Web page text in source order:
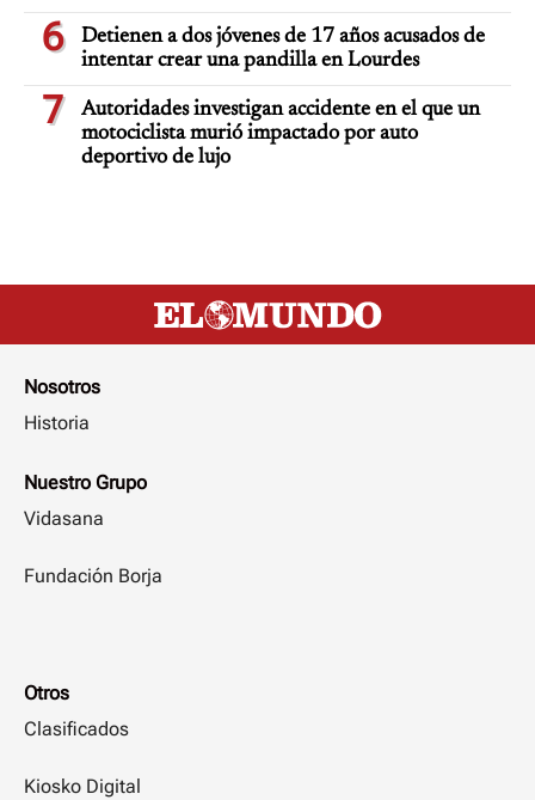
6
Detienen a dos jóvenes de 17 años acusados de
intentar crear una pandilla en Lourdes
7
Autoridades investigan accidente en el que un
motociclista murió impactado por auto
deportivo de lujo
Nosotros
Historia
Nuestro Grupo
Vidasana
Fundación Borja
Otros
Clasificados
Kiosko Digital